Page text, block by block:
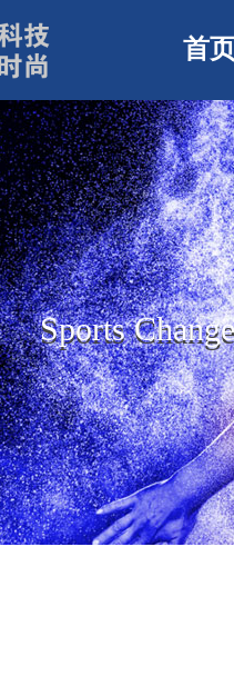
Sports
Sports
首